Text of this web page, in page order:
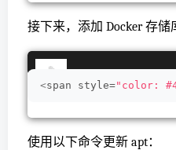
接下来，添加 Docker 存储
<span style="color:
使用以下命令更新 apt：